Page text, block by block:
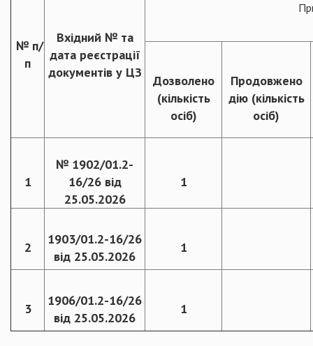
№ п/
п
Вхідний № та
дата реєстрації
документів у ЦЗ
Дозволено
(кількість
осіб)
Продовжено
дію (кількість
осіб)
1
№ 1902/01.2-
16/26 від
25.05.2026
1
2
1903/01.2-16/26
від 25.05.2026
1
3
1906/01.2-16/26
від 25.05.2026
1